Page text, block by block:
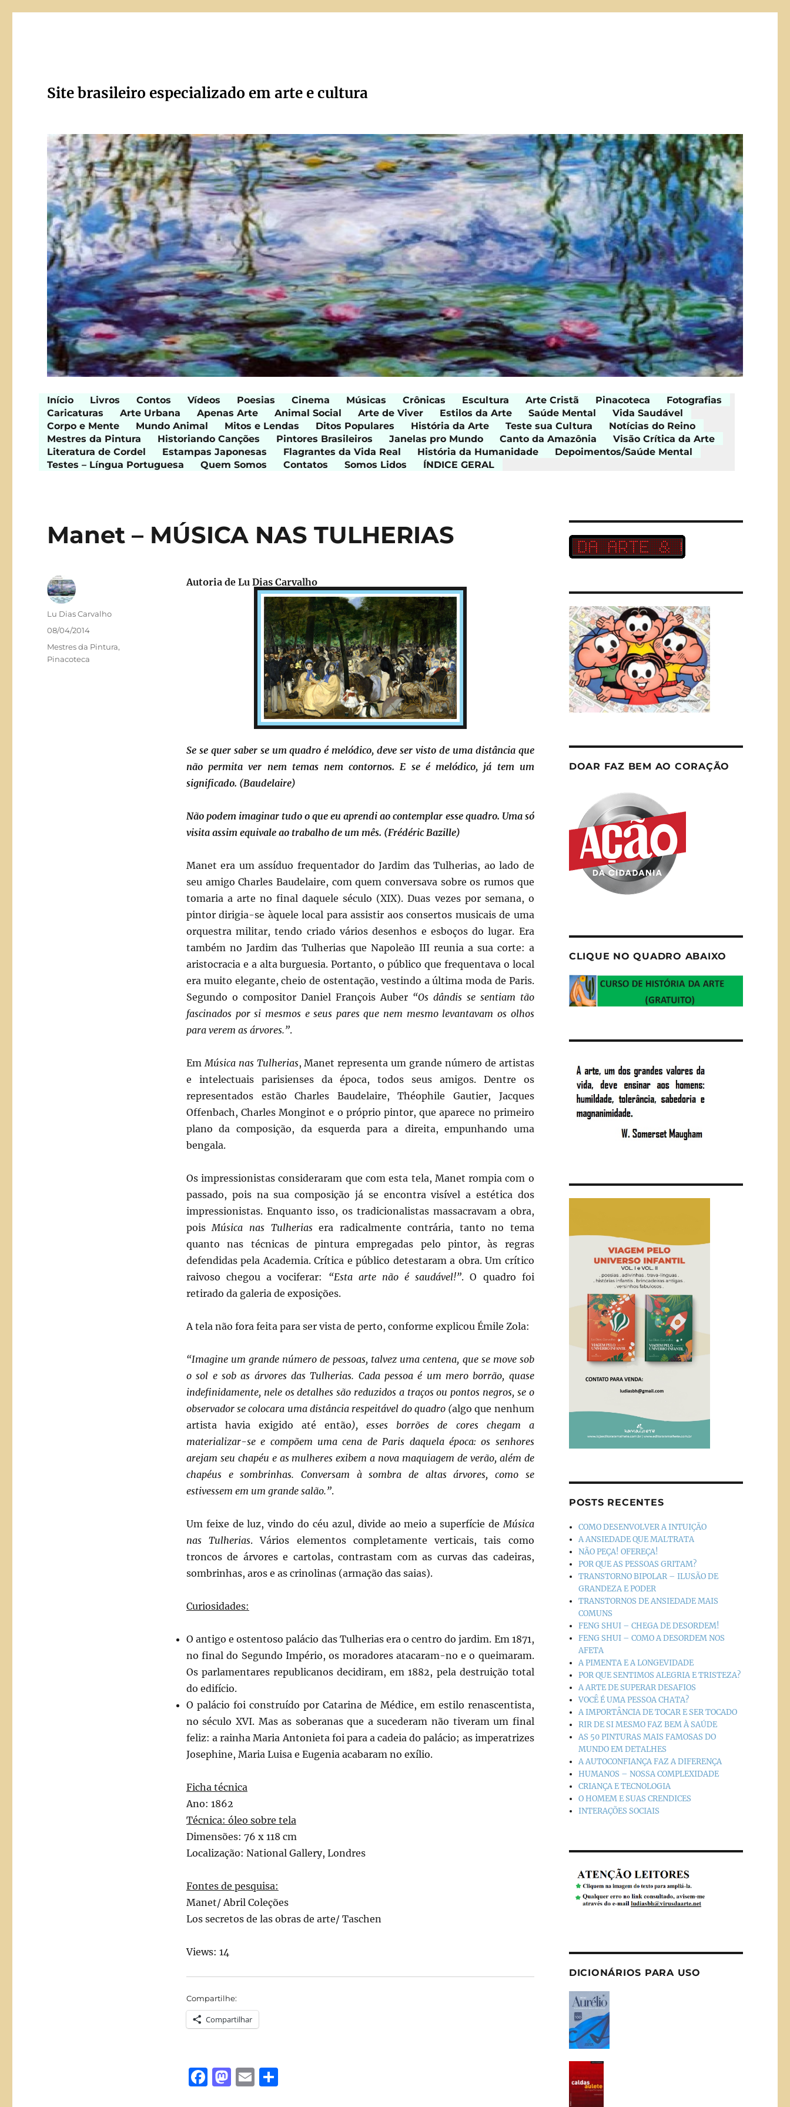
Site brasileiro especializado em arte e cultura
Início Livros Contos Vídeos Poesias Cinema Músicas Crônicas Escultura Arte Cristã Pinacoteca
Fotografias
Caricaturas
Arte Urbana Apenas Arte Animal Social Arte de Viver Estilos da Arte Saúde Mental
Vida Saudável
Corpo e Mente
Mundo Animal Mitos e Lendas Ditos Populares História da Arte Teste sua Cultura
Notícias do Reino
Mestres da Pintura
Historiando Canções Pintores Brasileiros Janelas pro Mundo Canto da Amazônia
Visão Crítica da Arte
Literatura de Cordel
Estampas Japonesas Flagrantes da Vida Real História da Humanidade
Depoimentos/Saúde Mental
Testes – Língua Portuguesa
Quem Somos Contatos Somos Lidos ÍNDICE GERAL
Manet – MÚSICA NAS TULHERIAS
Autoria de Lu Dias Carvalho
Se se quer saber se um quadro é melódico, deve ser visto de uma distância que
não permita ver nem temas nem contornos. E se é melódico, já tem um
significado. (Baudelaire)
Não podem imaginar tudo o que eu aprendi ao contemplar esse quadro. Uma só
visita assim equivale ao trabalho de um mês. (Frédéric Bazille)
Manet era um assíduo frequentador do Jardim das Tulherias, ao lado de
seu amigo Charles Baudelaire, com quem conversava sobre os rumos que
tomaria a arte no final daquele século (XIX). Duas vezes por semana, o
pintor dirigia-se àquele local para assistir aos consertos musicais de uma
orquestra militar, tendo criado vários desenhos e esboços do lugar. Era
também no Jardim das Tulherias que Napoleão III reunia a sua corte: a
aristocracia e a alta burguesia. Portanto, o público que frequentava o local
era muito elegante, cheio de ostentação, vestindo a última moda de Paris.
Segundo o compositor Daniel François Auber “Os dândis se sentiam tão
fascinados por si mesmos e seus pares que nem mesmo levantavam os olhos
para verem as árvores.”.
EmMúsica nas Tulherias, Manet representa um grande número de artistas
e intelectuais parisienses da época, todos seus amigos. Dentre os
representados estão Charles Baudelaire, Théophile Gautier, Jacques
Offenbach, Charles Monginot e o próprio pintor, que aparece no primeiro
plano da composição, da esquerda para a direita, empunhando uma
bengala.
Os impressionistas consideraram que com esta tela, Manet rompia com o
passado, pois na sua composição já se encontra visível a estética dos
impressionistas. Enquanto isso, os tradicionalistas massacravam a obra,
poisMúsica nas Tulheriasera radicalmente contrária, tanto no tema
quanto nas técnicas de pintura empregadas pelo pintor, às regras
defendidas pela Academia. Crítica e público detestaram a obra. Um crítico
raivoso chegou a vociferar: “Esta arte não é saudável!”. O quadro foi
retirado da galeria de exposições.
A tela não fora feita para ser vista de perto, conforme explicou Émile Zola:
“Imagine um grande número de pessoas, talvez uma centena, que se move sob
o sol e sob as árvores das Tulherias. Cada pessoa é um mero borrão, quase
indefinidamente, nele os detalhes são reduzidos a traços ou pontos negros, se o
observador se colocara uma distância respeitável do quadro (algo que nenhum
artista havia exigido até então), esses borrões de cores chegam a
materializar-se e compõem uma cena de Paris daquela época: os senhores
arejam seu chapéu e as mulheres exibem a nova maquiagem de verão, além de
chapéus e sombrinhas. Conversam à sombra de altas árvores, como se
estivessem em um grande salão.”.
Um feixe de luz, vindo do céu azul, divide ao meio a superfície deMúsica
nas Tulherias. Vários elementos completamente verticais, tais como
troncos de árvores e cartolas, contrastam com as curvas das cadeiras,
sombrinhas, aros e as crinolinas (armação das saias).
Curiosidades:
O antigo e ostentoso palácio das Tulherias era o centro do jardim. Em 1871,
no final do Segundo Império, os moradores atacaram-no e o queimaram.
Os parlamentares republicanos decidiram, em 1882, pela destruição total
do edifício.
O palácio foi construído por Catarina de Médice, em estilo renascentista,
no século XVI. Mas as soberanas que a sucederam não tiveram um final
feliz: a rainha Maria Antonieta foi para a cadeia do palácio; as imperatrizes
Josephine, Maria Luisa e Eugenia acabaram no exílio.
Ficha técnica
Ano: 1862
Técnica: óleo sobre tela
Dimensões: 76 x 118 cm
Localização: National Gallery, Londres
Fontes de pesquisa:
Manet/ Abril Coleções
Los secretos de las obras de arte/ Taschen
Views: 14
Compartilhe:
Compartilhar
F M E S
Autor
Lu Dias Carvalho
Publicado
em
08/04/2014
Categorias
Mestres da Pintura,
Pinacoteca
DOAR FAZ BEM AO CORAÇÃO
CLIQUE NO QUADRO ABAIXO
POSTS RECENTES
COMO DESENVOLVER A INTUIÇÃO
A ANSIEDADE QUE MALTRATA
NÃO PEÇA! OFEREÇA!
POR QUE AS PESSOAS GRITAM?
TRANSTORNO BIPOLAR – ILUSÃO DE
GRANDEZA E PODER
TRANSTORNOS DE ANSIEDADE MAIS
COMUNS
FENG SHUI – CHEGA DE DESORDEM!
FENG SHUI – COMO A DESORDEM NOS
AFETA
A PIMENTA E A LONGEVIDADE
POR QUE SENTIMOS ALEGRIA E TRISTEZA?
A ARTE DE SUPERAR DESAFIOS
VOCÊ É UMA PESSOA CHATA?
A IMPORTÂNCIA DE TOCAR E SER TOCADO
RIR DE SI MESMO FAZ BEM À SAÚDE
AS 50 PINTURAS MAIS FAMOSAS DO
MUNDO EM DETALHES
A AUTOCONFIANÇA FAZ A DIFERENÇA
HUMANOS – NOSSA COMPLEXIDADE
CRIANÇA E TECNOLOGIA
O HOMEM E SUAS CRENDICES
INTERAÇÕES SOCIAIS
DICIONÁRIOS PARA USO